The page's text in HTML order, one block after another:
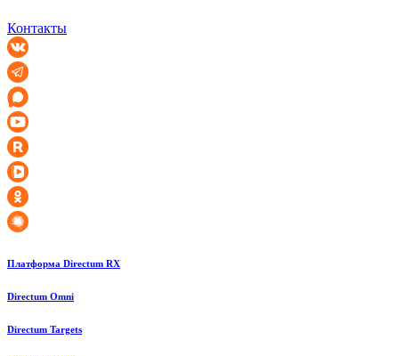
Контакты
Платформа Directum RX
Directum Omni
Directum Targets